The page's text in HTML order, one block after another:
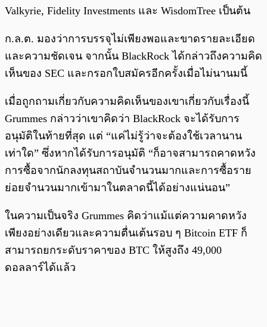
Valkyrie, Fidelity Investments และ WisdomTree เป็นต้น
ก.ล.ต. มองว่าการบรรจุไม่เพียงพอและขาดรายละเอียด
และความชัดเจน จากนั้น BlackRock ได้กล่าวถึงความคิด
เห็นของ SEC และกรอกใบสมัครอีกครั้งเมื่อไม่นานมนี้
เมื่อถูกถามเกี่ยวกับความคิดเห็นของเขาเกี่ยวกับเรื่องนี้
Grummes กล่าวว่าเขาคิดว่า BlackRock จะได้รับการ
อนุมัติในท้ายที่สุด แต่ “แค่ไม่รู้ว่าจะต้องใช้เวลานาน
เท่าใด” ซึ่งหากได้รับการอนุมัติ “ก็อาจสามารถคาดหวัง
การซื้อจากนักลงทุนสถาบันจำนวนมากและการซื้อราย
ย่อยจำนวนมากเข้ามาในตลาดนี้ได้อย่างแน่นอน”
ในความเป็นจริง Grummes คิดว่าแม้แต่ความคาดหวัง
เพียงอย่างเดียวและความตื่นเต้นรอบ ๆ Bitcoin ETF ก็
สามารถยกระดับราคาของ BTC ให้สูงถึง 49,000
ดอลลาร์ได้แล้ว